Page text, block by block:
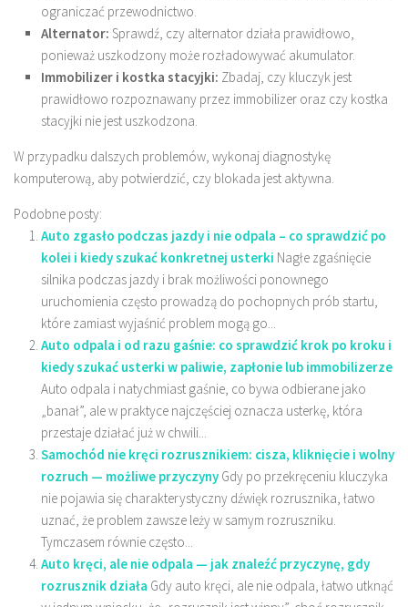
ograniczać przewodnictwo.
Alternator: Sprawdź, czy alternator działa prawidłowo,
ponieważ uszkodzony może rozładowywać akumulator.
Immobilizer i kostka stacyjki: Zbadaj, czy kluczyk jest
prawidłowo rozpoznawany przez immobilizer oraz czy kostka
stacyjki nie jest uszkodzona.
W przypadku dalszych problemów, wykonaj diagnostykę
komputerową, aby potwierdzić, czy blokada jest aktywna.
Podobne posty:
Auto zgasło podczas jazdy i nie odpala – co sprawdzić po
kolei i kiedy szukać konkretnej usterki Nagłe zgaśnięcie
silnika podczas jazdy i brak możliwości ponownego
uruchomienia często prowadzą do pochopnych prób startu,
które zamiast wyjaśnić problem mogą go...
Auto odpala i od razu gaśnie: co sprawdzić krok po kroku i
kiedy szukać usterki w paliwie, zapłonie lub immobilizerze
Auto odpala i natychmiast gaśnie, co bywa odbierane jako
„banał”, ale w praktyce najczęściej oznacza usterkę, która
przestaje działać już w chwili...
Samochód nie kręci rozrusznikiem: cisza, kliknięcie i wolny
rozruch — możliwe przyczyny Gdy po przekręceniu kluczyka
nie pojawia się charakterystyczny dźwięk rozrusznika, łatwo
uznać, że problem zawsze leży w samym rozruszniku.
Tymczasem równie często...
Auto kręci, ale nie odpala — jak znaleźć przyczynę, gdy
rozrusznik działa Gdy auto kręci, ale nie odpala, łatwo utknąć